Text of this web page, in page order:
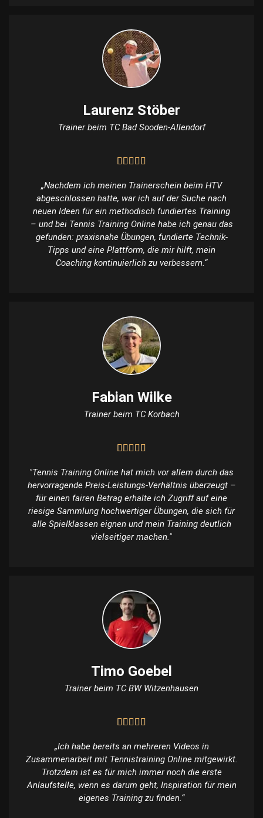
Laurenz Stöber
Trainer beim TC Bad Sooden-Allendorf
„Nachdem ich meinen Trainerschein beim HTV
abgeschlossen hatte, war ich auf der Suche nach
neuen Ideen für ein methodisch fundiertes Training
– und bei Tennis Training Online habe ich genau das
gefunden: praxisnahe Übungen, fundierte Technik-
Tipps und eine Plattform, die mir hilft, mein
Coaching kontinuierlich zu verbessern.“
Fabian Wilke
Trainer beim TC Korbach
"Tennis Training Online hat mich vor allem durch das
hervorragende Preis-Leistungs-Verhältnis überzeugt –
für einen fairen Betrag erhalte ich Zugriff auf eine
riesige Sammlung hochwertiger Übungen, die sich für
alle Spielklassen eignen und mein Training deutlich
vielseitiger machen."
Timo Goebel
Trainer beim TC BW Witzenhausen
„Ich habe bereits an mehreren Videos in
Zusammenarbeit mit Tennistraining Online mitgewirkt.
Trotzdem ist es für mich immer noch die erste
Anlaufstelle, wenn es darum geht, Inspiration für mein
eigenes Training zu finden.“